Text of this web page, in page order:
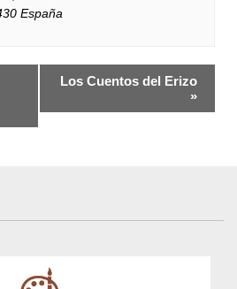
España
Los Cuentos del Erizo
»